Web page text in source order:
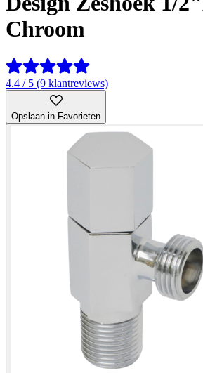
Chroom
4.4 / 5 (9 klantreviews)
Opslaan in Favorieten